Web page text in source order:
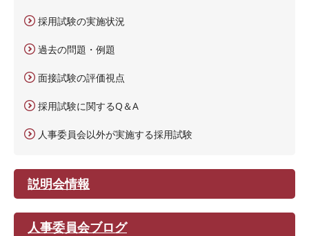
採用試験の実施状況
過去の問題・例題
面接試験の評価視点
採用試験に関するQ＆A
人事委員会以外が実施する採用試験
説明会情報
人事委員会ブログ